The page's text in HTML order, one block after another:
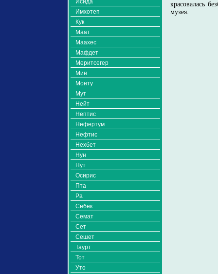
Исида
Имхотеп
Кук
Маат
Маахес
Мафдет
Меритсегер
Мин
Монту
Мут
Нейт
Нептис
Нефертум
Нефтис
Нехбет
Нун
Нут
Осирис
Пта
Ра
Себек
Семат
Сет
Сешет
Таурт
Тот
Уто
красовалась
музея.